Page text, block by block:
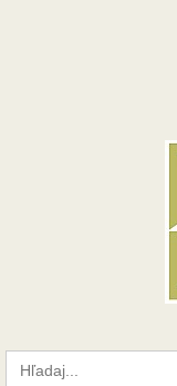
Search
for: